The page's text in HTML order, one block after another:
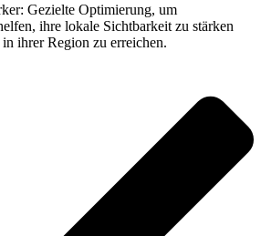
Gezielte Optimierung, um
ihre lokale Sichtbarkeit zu stärken
ihrer Region zu erreichen.